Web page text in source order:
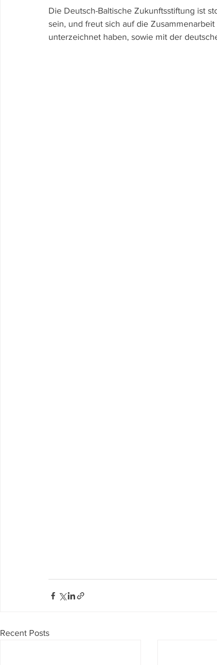
Die Deutsch-Baltische Zukunftsstiftung ist
sein, und freut sich auf die
unterzeichnet haben, sowie mit der
Recent Posts